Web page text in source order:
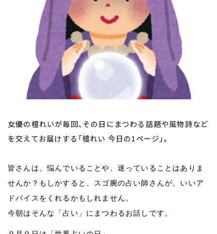
女優の檀れいが毎回、その日にまつわる話題や風物詩など
を交えてお届けする「檀れい 今日の1ページ」。
皆さんは、悩んでいることや、迷っていることはありま
せんか？もしかすると、スゴ腕の占い師さんが、いいア
ドバイスをくれるかもしれません。
今朝はそんな「占い」にまつわるお話しです。